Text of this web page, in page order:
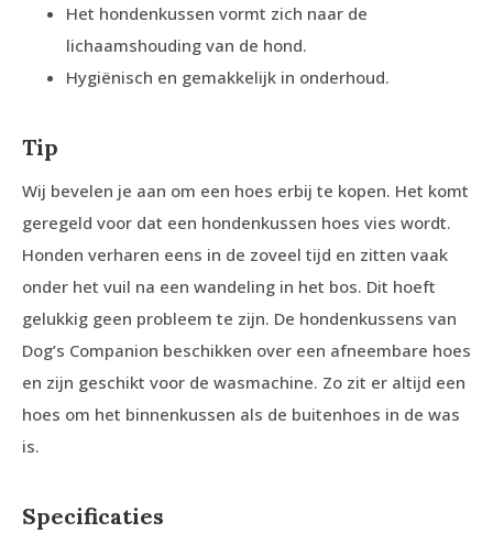
Het hondenkussen vormt zich naar de
lichaamshouding van de hond.
Hygiënisch en gemakkelijk in onderhoud.
Tip
Wij bevelen je aan om een hoes erbij te kopen. Het komt
geregeld voor dat een hondenkussen hoes vies wordt.
Honden verharen eens in de zoveel tijd en zitten vaak
onder het vuil na een wandeling in het bos. Dit hoeft
gelukkig geen probleem te zijn. De hondenkussens van
Dog’s Companion beschikken over een afneembare hoes
en zijn geschikt voor de wasmachine. Zo zit er altijd een
hoes om het binnenkussen als de buitenhoes in de was
is.
Specificaties